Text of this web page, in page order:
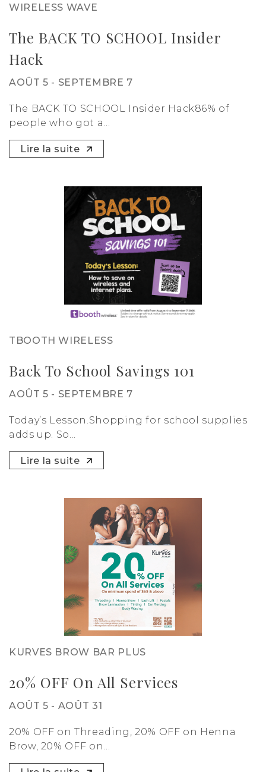
WIRELESS WAVE
The BACK TO SCHOOL Insider
Hack
AOÛT 5 - SEPTEMBRE 7
The BACK TO SCHOOL Insider Hack86% of
people who got a...
Lire la suite
TBOOTH WIRELESS
Back To School Savings 101
AOÛT 5 - SEPTEMBRE 7
Today’s Lesson.Shopping for school supplies
adds up. So...
Lire la suite
KURVES BROW BAR PLUS
20% OFF On All Services
AOÛT 5 - AOÛT 31
20% OFF on Threading, 20% OFF on Henna
Brow, 20% OFF on...